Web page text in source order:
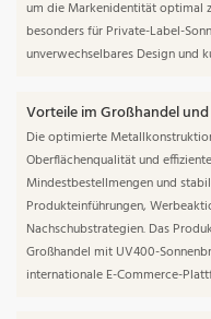
um die Markenidentität optimal
besonders für Private-Label-
unverwechselbares Design und
Vorteile im Großhandel
Die optimierte
Oberflächenqualität und
Mindestbestellmengen und
Produkteinführungen,
Nachschubstrategien. Das
Großhandel mit UV400-
internationale E-Commerce-